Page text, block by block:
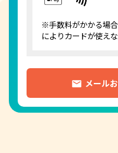
メール
※手数料がかかる場
によりカードが使え